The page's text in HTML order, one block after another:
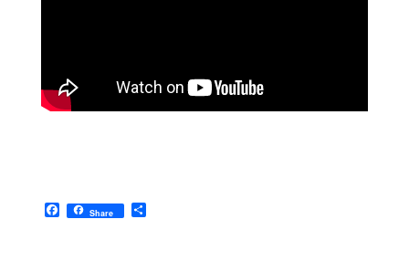
F
a
Share P